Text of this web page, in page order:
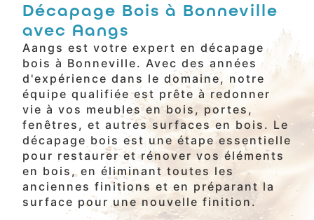
Décapage Bois à Bonneville
avec Aangs
Aangs est votre expert en décapage
bois à Bonneville. Avec des années
d'expérience dans le domaine, notre
équipe qualifiée est prête à redonner
vie à vos meubles en bois, portes,
fenêtres, et autres surfaces en bois. Le
décapage bois est une étape essentielle
pour restaurer et rénover vos éléments
en bois, en éliminant toutes les
anciennes finitions et en préparant la
surface pour une nouvelle finition.